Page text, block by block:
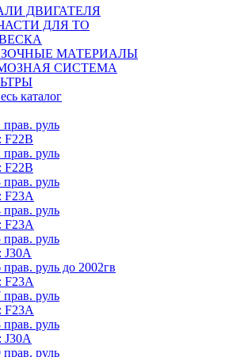
ДВИГАТЕЛЯ
ДЛЯ ТО
МАТЕРИАЛЫ
СИСТЕМА
каталог
руль
F22B
руль
F22B
руль
F23A
руль
F23A
руль
J30A
руль до 2002гв
F23A
руль
F23A
руль
J30A
руль